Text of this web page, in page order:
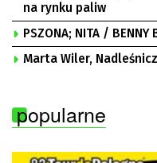
na rynku paliw
PSZONA; NITA / BENNY
Marta Wiler,
popularne